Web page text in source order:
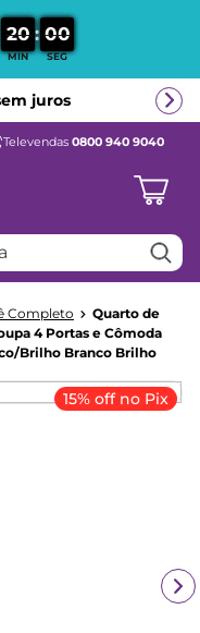
20
MIN
: 00
SEG
juros
Televendas 0800 940 9040
Completo
Quarto de
4 Portas e Cômoda
Brilho Branco Brilho
15% off no Pix